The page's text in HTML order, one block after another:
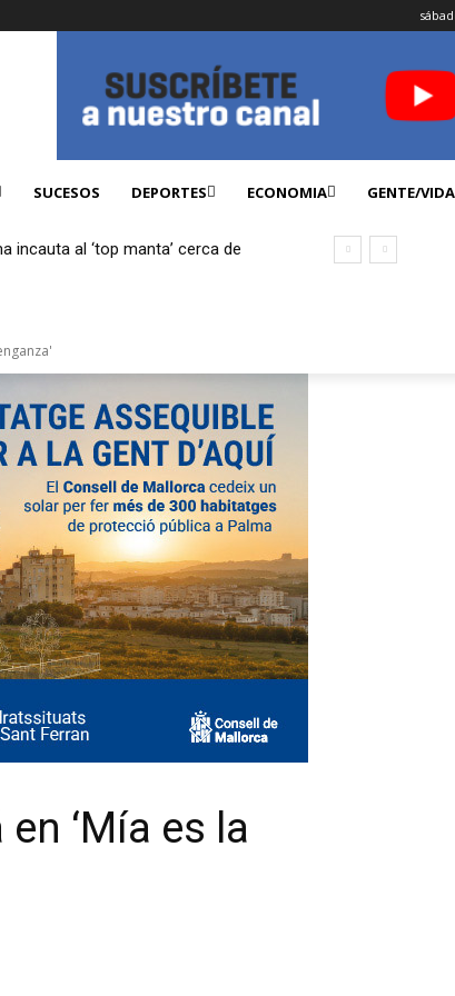
SUCESOS DEPORTES ECONOMIA GENTE/VIDA
incauta al ‘top manta’ cerca de
‘Mía es la